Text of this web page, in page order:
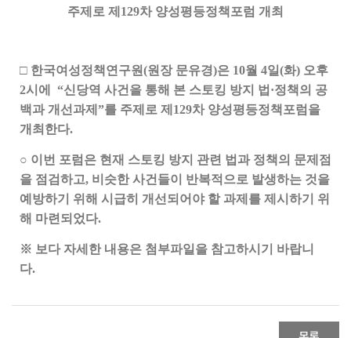
주제로 제 129차 양성평등정책포럼 개최
□ 한국여성정책연구원(원장 문유경)은 10월 4일(화) 오후
2시에
“신당역 사건을 통해 본 스토킹 방지 법·정책의 공
백과 개선 과제”를 주제로 제129차 양성평등정책포럼을
개최한다.
○ 이번 포럼은 현재 스토킹 방지 관련 법과 정책의 문제점
을 점검하고, 비슷한 사건들이 반복적으로 발생하는 것을
예방하기 위해 시급히 개선되어야 할 과제를 제시하기 위
해 마련되었다.
※ 보다 자세한 내용은 첨부파일을 참고하시기 바랍니
다.